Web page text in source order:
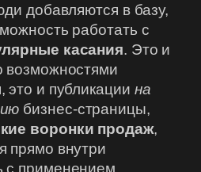
добавляются в базу,
работать с
касания. Это и
возможностями
и публикации на
бизнес-страницы,
воронки продаж,
прямо внутри
с применением